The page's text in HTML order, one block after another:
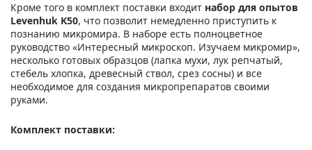
Кроме того в комплект поставки входит набор для опытов
Levenhuk K50, что позволит немедленно приступить к
познанию микромира. В наборе есть полноцветное
руководство «Интересный микроскоп. Изучаем микромир»,
несколько готовых образцов (лапка мухи, лук репчатый,
стебель хлопка, древесный ствол, срез сосны) и все
необходимое для создания микропрепаратов своими
руками.
Комплект поставки: